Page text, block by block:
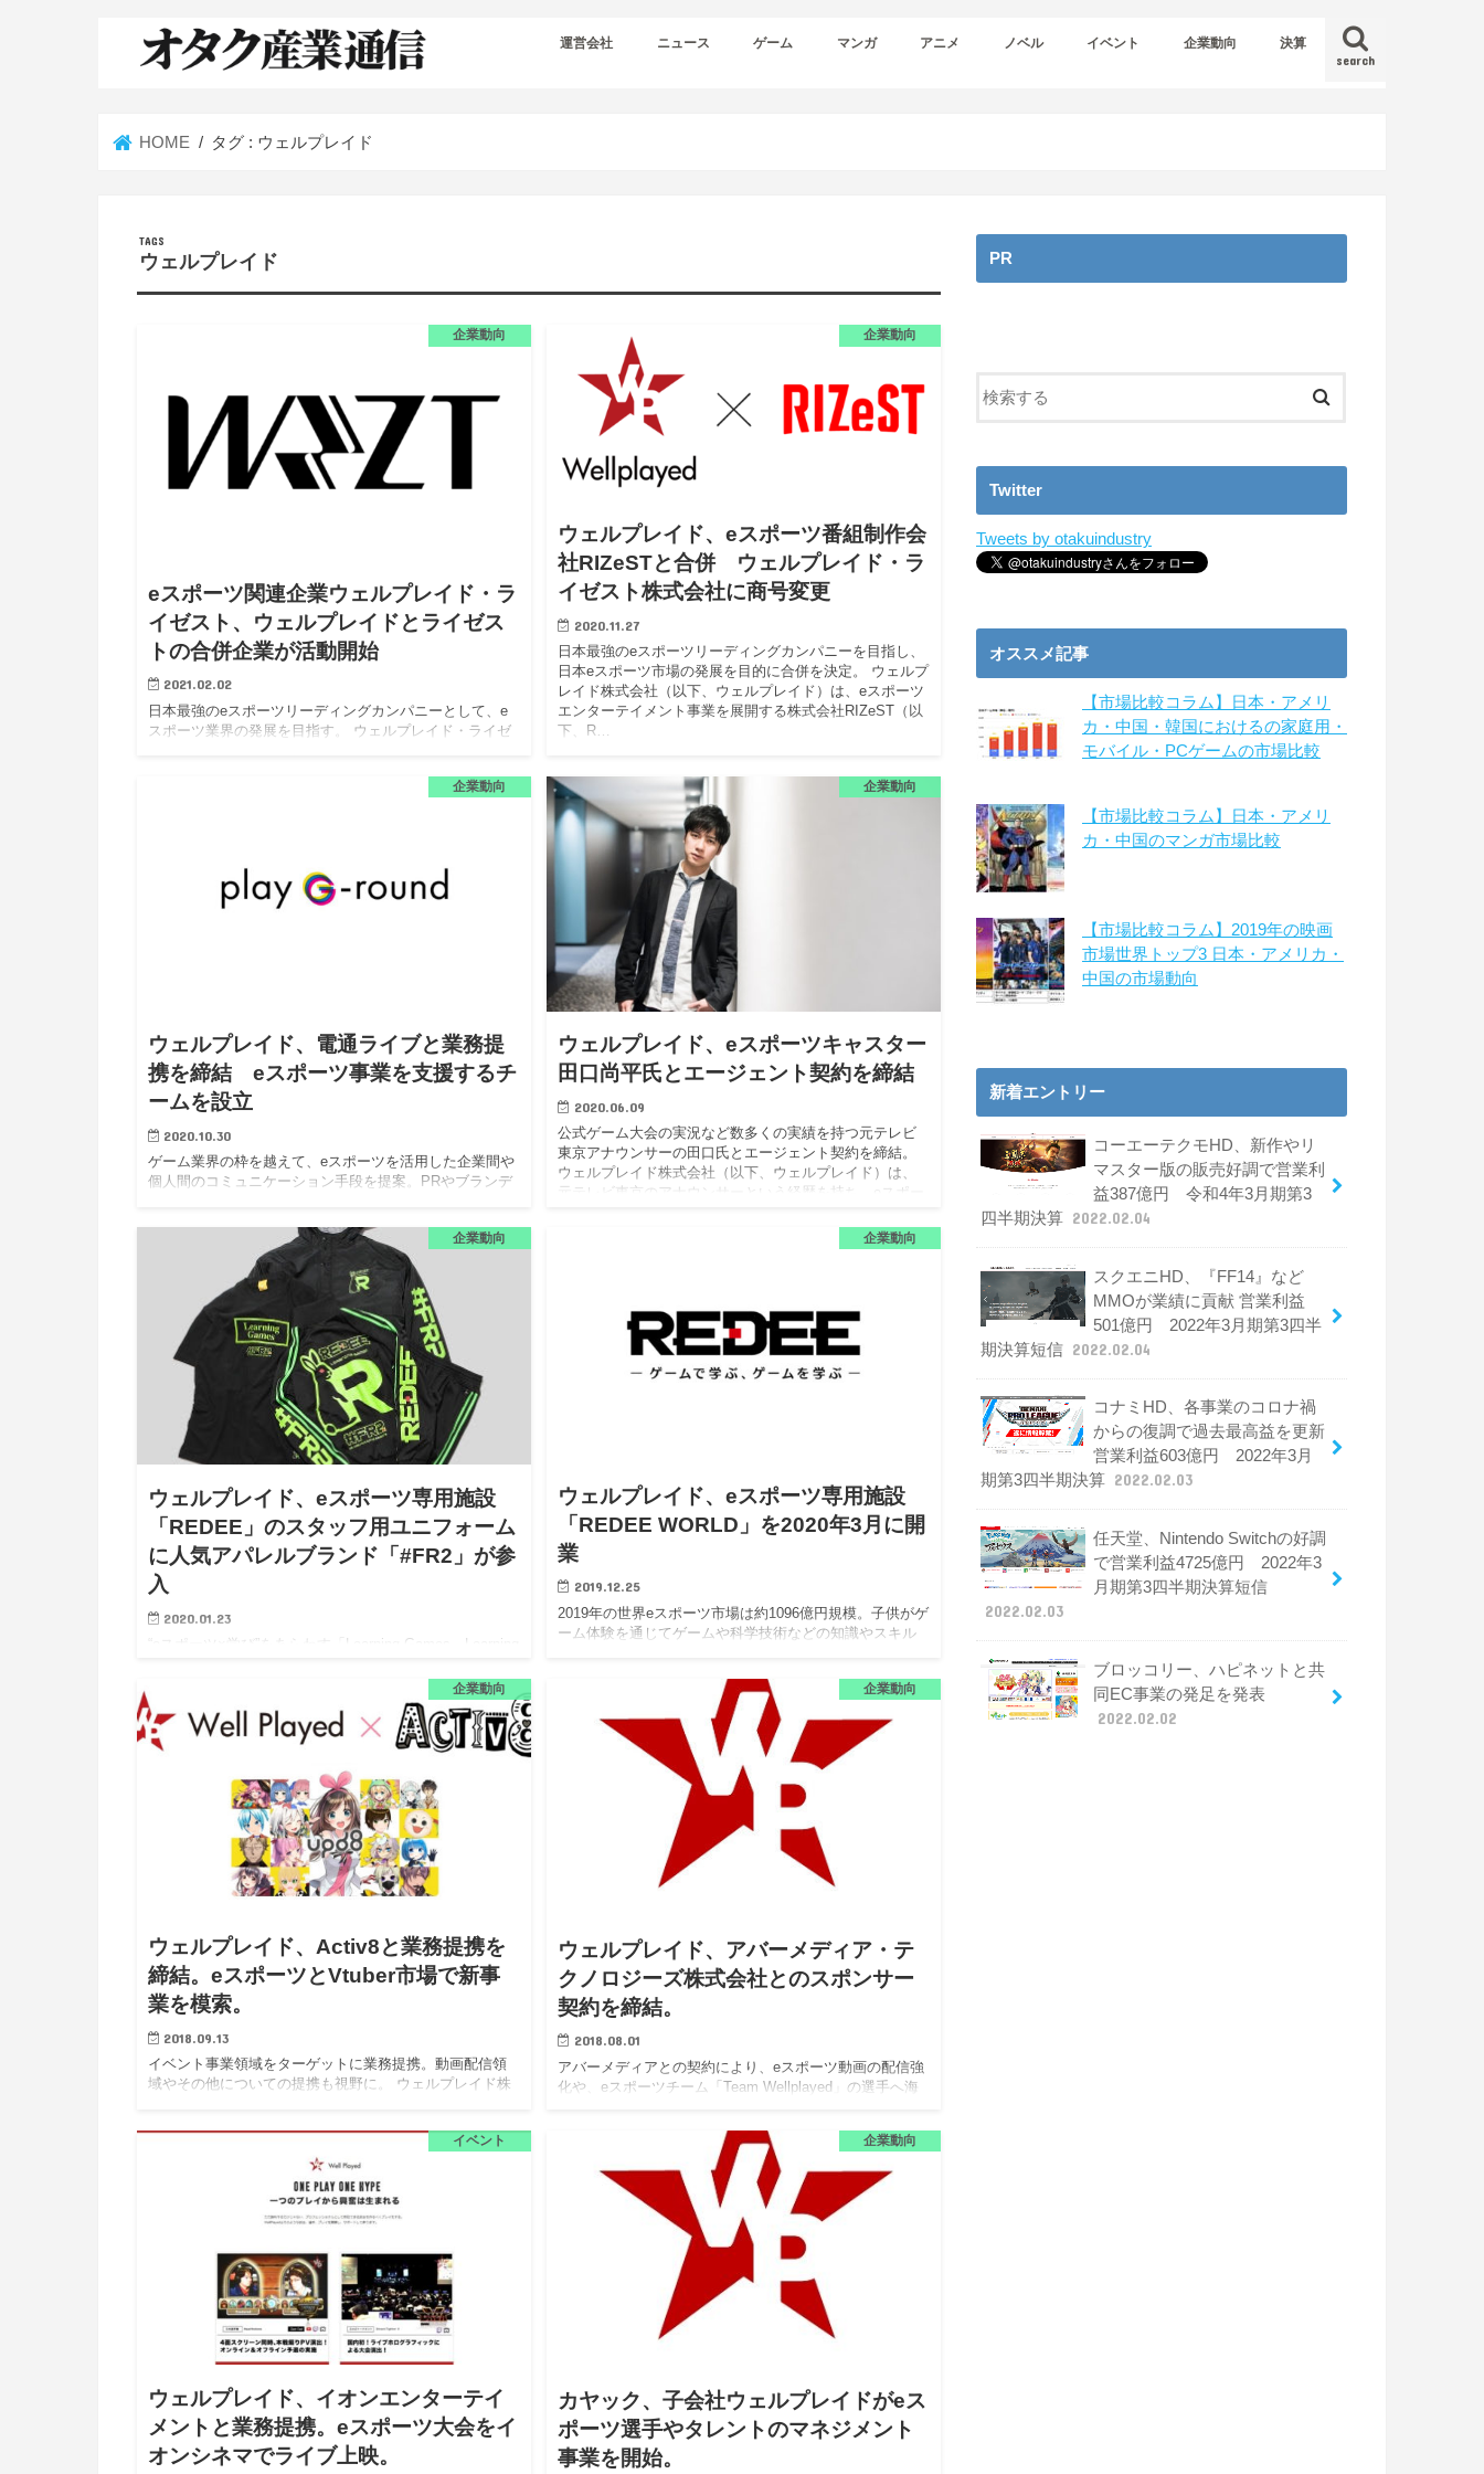
search
運営会社 ニュース ゲーム マンガ アニメ ノベル イベント 企業動向 決算
HOME タグ : ウェルプレイド
ウェルプレイド
企業動向
eスポーツ関連企業ウェルプレイド・ラ
イゼスト、ウェルプレイドとライゼス
トの合併企業が活動開始
2021.02.02
日本最強のeスポーツリーディングカンパニーとして、e
スポーツ業界の発展を目指す。 ウェルプレイド・ライゼ
企業動向
ウェルプレイド、eスポーツ番組制作会
社RIZeSTと合併 ウェルプレイド・ラ
イゼスト株式会社に商号変更
2020.11.27
日本最強のeスポーツリーディングカンパニーを目指し、
日本eスポーツ市場の発展を目的に合併を決定。 ウェルプ
レイド株式会社（以下、ウェルプレイド）は、eスポーツ
エンターテイメント事業を展開する株式会社RIZeST（以
下、R…
企業動向
ウェルプレイド、電通ライブと業務提
携を締結 eスポーツ事業を支援するチ
ームを設立
2020.10.30
ゲーム業界の枠を越えて、eスポーツを活用した企業間や
個人間のコミュニケーション手段を提案。PRやブランデ
企業動向
ウェルプレイド、eスポーツキャスター
田口尚平氏とエージェント契約を締結
2020.06.09
公式ゲーム大会の実況など数多くの実績を持つ元テレビ
東京アナウンサーの田口氏とエージェント契約を締結。
ウェルプレイド株式会社（以下、ウェルプレイド）は、
元テレビ東京のアナウンサーという経歴を持ち、eスポー
企業動向
ウェルプレイド、eスポーツ専用施設
「REDEE」のスタッフ用ユニフォーム
に人気アパレルブランド「#FR2」が参
入
2020.01.23
“eスポーツ×学び”をあらわす「Learning Games、Learning
アピール。 ウェルプレイド株式会社、レッドホースコー
ポレーション株式会社、株式会社…
企業動向
ウェルプレイド、eスポーツ専用施設
「REDEE WORLD」を2020年3月に開
業
2019.12.25
2019年の世界eスポーツ市場は約1096億円規模。子供がゲ
ーム体験を通じてゲームや科学技術などの知識やスキル
企業動向
ウェルプレイド、Activ8と業務提携を
締結。eスポーツとVtuber市場で新事
業を模索。
2018.09.13
イベント事業領域をターゲットに業務提携。動画配信領
域やその他についての提携も視野に。 ウェルプレイド株
企業動向
ウェルプレイド、アバーメディア・テ
クノロジーズ株式会社とのスポンサー
契約を締結。
2018.08.01
アバーメディアとの契約により、eスポーツ動画の配信強
化や、eスポーツチーム「Team Wellplayed」の選手へ海
イベント
ウェルプレイド、イオンエンターテイ
メントと業務提携。eスポーツ大会をイ
オンシネマでライブ上映。
企業動向
カヤック、子会社ウェルプレイドがeス
ポーツ選手やタレントのマネジメント
事業を開始。
PR
Twitter
Tweets by otakuindustry
オススメ記事
【市場比較コラム】日本・アメリ
カ・中国・韓国におけるの家庭用・
モバイル・PCゲームの市場比較
【市場比較コラム】日本・アメリ
カ・中国のマンガ市場比較
【市場比較コラム】2019年の映画
市場世界トップ3 日本・アメリカ・
中国の市場動向
新着エントリー
コーエーテクモHD、新作やリ
マスター版の販売好調で営業利
益387億円 令和4年3月期第3
四半期決算 2022.02.04
スクエニHD、『FF14』など
MMOが業績に貢献 営業利益
501億円 2022年3月期第3四半
期決算短信 2022.02.04
コナミHD、各事業のコロナ禍
からの復調で過去最高益を更新
営業利益603億円 2022年3月
期第3四半期決算 2022.02.03
任天堂、Nintendo Switchの好調
で営業利益4725億円 2022年3
月期第3四半期決算短信
2022.02.03
ブロッコリー、ハピネットと共
同EC事業の発足を発表
2022.02.02